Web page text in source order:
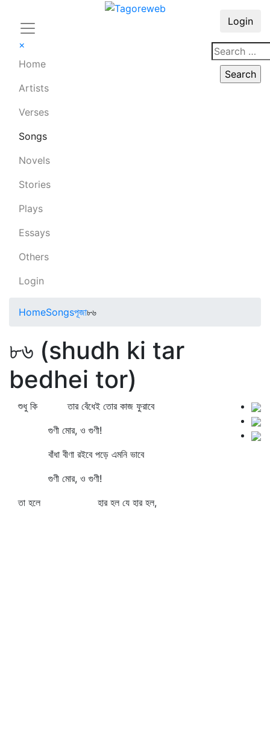
×
Home
Artists
Verses
Songs
Novels
Stories
Plays
Essays
Others
Login
Login
HomeSongsপূজা৮৬
৮৬ (shudh ki tar
bedhei tor)
শুধু কি তার বেঁধেই তোর কাজ ফুরাবে
গুণী মোর, ও গুণী!
বাঁধা বীণা রইবে পড়ে এমনি ভাবে
গুণী মোর, ও গুণী!
তা হলে হার হল যে হার হল,